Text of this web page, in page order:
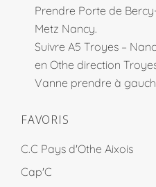
Prendre Porte de
Metz Nancy.
Suivre A5 Troyes –
en Othe direction
Vanne prendre à
FAVORIS
C.C Pays d'Othe Aixois
Cap'C